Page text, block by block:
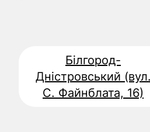
Білгород-
Дністровський (вул.
С. Файнблата, 16)